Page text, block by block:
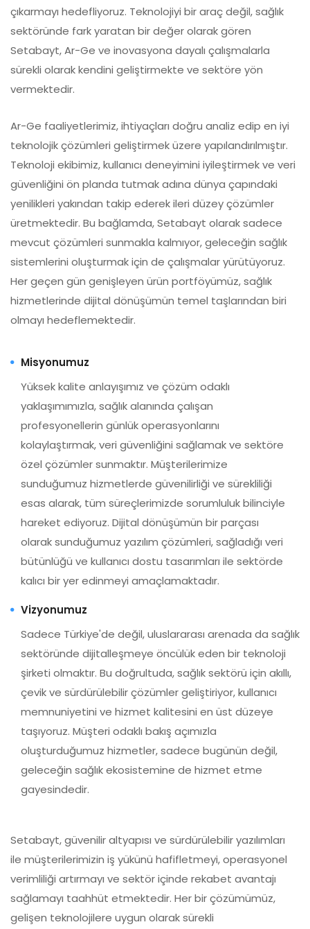
çıkarmayı hedefliyoruz. Teknolojiyi bir araç değil, sağlık
sektöründe fark yaratan bir değer olarak gören
Setabayt, Ar-Ge ve inovasyona dayalı çalışmalarla
sürekli olarak kendini geliştirmekte ve sektöre yön
vermektedir.
Ar-Ge faaliyetlerimiz, ihtiyaçları doğru analiz edip en iyi
teknolojik çözümleri geliştirmek üzere yapılandırılmıştır.
Teknoloji ekibimiz, kullanıcı deneyimini iyileştirmek ve veri
güvenliğini ön planda tutmak adına dünya çapındaki
yenilikleri yakından takip ederek ileri düzey çözümler
üretmektedir. Bu bağlamda, Setabayt olarak sadece
mevcut çözümleri sunmakla kalmıyor, geleceğin sağlık
sistemlerini oluşturmak için de çalışmalar yürütüyoruz.
Her geçen gün genişleyen ürün portföyümüz, sağlık
hizmetlerinde dijital dönüşümün temel taşlarından biri
olmayı hedeflemektedir.
Misyonumuz
Yüksek kalite anlayışımız ve çözüm odaklı
yaklaşımımızla, sağlık alanında çalışan
profesyonellerin günlük operasyonlarını
kolaylaştırmak, veri güvenliğini sağlamak ve sektöre
özel çözümler sunmaktır. Müşterilerimize
sunduğumuz hizmetlerde güvenilirliği ve sürekliliği
esas alarak, tüm süreçlerimizde sorumluluk bilinciyle
hareket ediyoruz. Dijital dönüşümün bir parçası
olarak sunduğumuz yazılım çözümleri, sağladığı veri
bütünlüğü ve kullanıcı dostu tasarımları ile sektörde
kalıcı bir yer edinmeyi amaçlamaktadır.
Vizyonumuz
Sadece Türkiye'de değil, uluslararası arenada da sağlık
sektöründe dijitalleşmeye öncülük eden bir teknoloji
şirketi olmaktır. Bu doğrultuda, sağlık sektörü için akıllı,
çevik ve sürdürülebilir çözümler geliştiriyor, kullanıcı
memnuniyetini ve hizmet kalitesini en üst düzeye
taşıyoruz. Müşteri odaklı bakış açımızla
oluşturduğumuz hizmetler, sadece bugünün değil,
geleceğin sağlık ekosistemine de hizmet etme
gayesindedir.
Setabayt, güvenilir altyapısı ve sürdürülebilir yazılımları
ile müşterilerimizin iş yükünü hafifletmeyi, operasyonel
verimliliği artırmayı ve sektör içinde rekabet avantajı
sağlamayı taahhüt etmektedir. Her bir çözümümüz,
gelişen teknolojilere uygun olarak sürekli